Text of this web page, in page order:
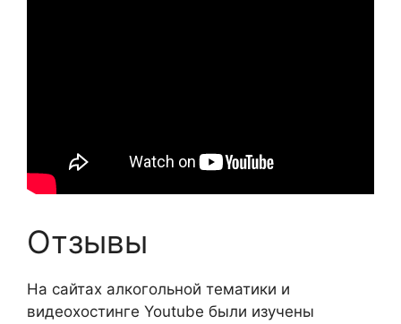
Отзывы
На сайтах алкогольной тематики и
видеохостинге Youtube были изучены